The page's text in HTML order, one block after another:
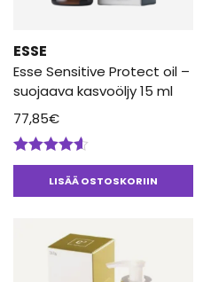
ESSE
Esse Sensitive Protect oil –
suojaava kasvoöljy 15 ml
77,85€
Arvostelu
tuotteesta:LISÄÄ OSTOSKORIIN